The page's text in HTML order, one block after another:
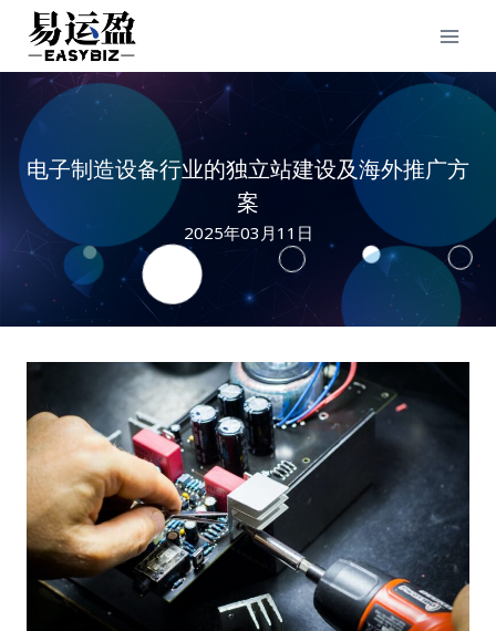
content
电子制造设备行业的独立站建设及海外推广方
案
2025年03月11日